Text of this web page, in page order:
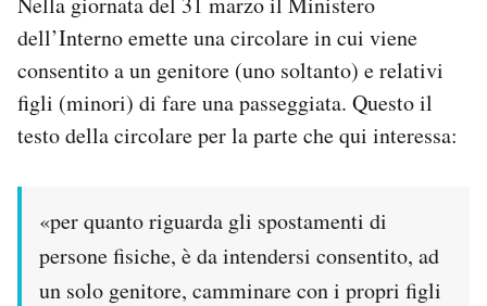
NEWSLETTER
I MIEI PREFERITI
dell’Interno emette una circolare in cui viene
consentito a un genitore (uno soltanto) e relativi
figli (minori) di fare una passeggiata. Questo il
testo della circolare per la parte che qui interessa:
«per quanto riguarda gli spostamenti di
persone fisiche, è da intendersi consentito, ad
un solo genitore, camminare con i propri figli